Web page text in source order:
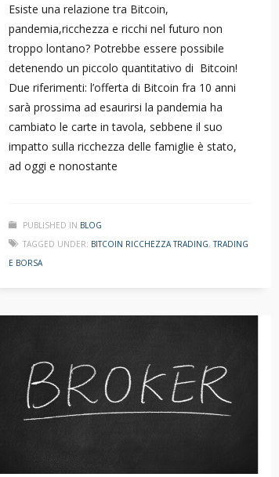
Esiste una relazione tra Bitcoin,
pandemia,ricchezza e ricchi nel futuro non
troppo lontano? Potrebbe essere possibile
detenendo un piccolo quantitativo di Bitcoin!
Due riferimenti: l’offerta di Bitcoin fra 10 anni
sarà prossima ad esaurirsi la pandemia ha
cambiato le carte in tavola, sebbene il suo
impatto sulla ricchezza delle famiglie è stato,
ad oggi e nonostante
PUBLISHED IN BLOG
TAGGED UNDER: BITCOIN RICCHEZZA TRADING,TRADING
E BORSA